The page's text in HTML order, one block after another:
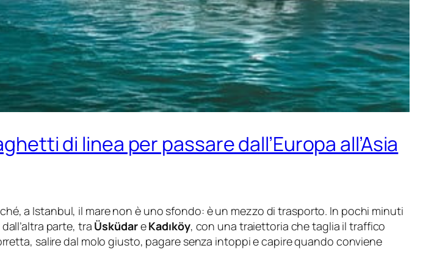
di linea per passare dall’Europa all’Asia
a Istanbul, il mare non è uno sfondo: è un mezzo di trasporto. In pochi minuti
parte, tra ÜsküdareKadıköy, con una traiettoria che taglia il traffico
salire dal molo giusto, pagare senza intoppi e capire quando conviene